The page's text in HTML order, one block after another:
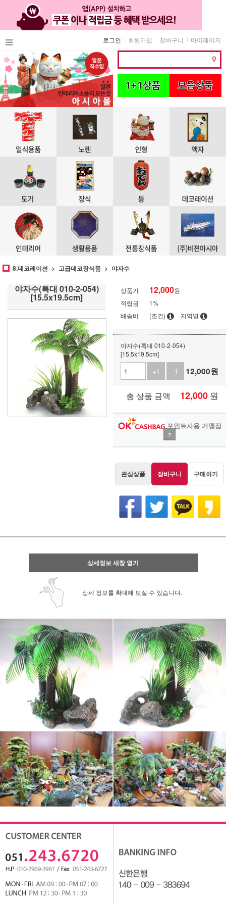
마이페이지
장바구니
회원가입
로그인
8.데코레이션 고급데코장식품 야자수
야자수(특대 010-2-054)
[15.5x19.5cm]
상품가 12,000원
적립금
1%
배송비
(조건) 지역별
야자수(특대 010-2-054)
[15.5x19.5cm]
+1
-1 12,000원
총 상품 금액 12,000 원
포인트사용 가맹점
?
관심상품 장바구니 구매하기
상세정보 새창 열기
상세 정보를 확대해 보실 수 있습니다.